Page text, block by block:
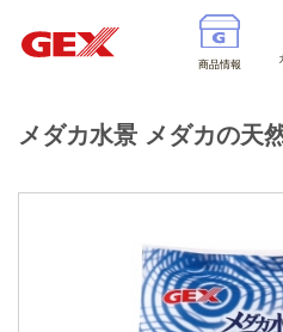
商品情報
メダカ水景 メダカの天